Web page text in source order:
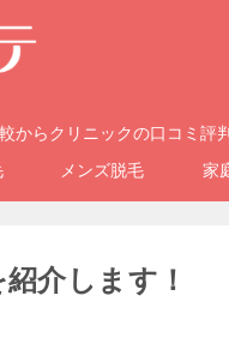
からクリニックの口コミ評
メンズ脱毛 家
介します！